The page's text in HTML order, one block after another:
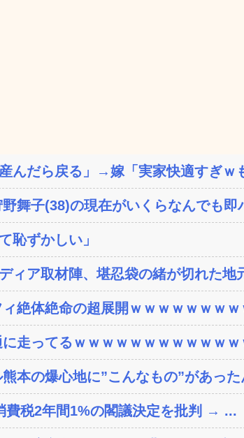
んだら戻る」→嫁「実家快適すぎｗ
舞子(38)の現在がいくらなんでも即
恥ずかしい」
ィア取材陣、堪忍袋の緒が切れた地
ィ絶体絶命の超展開ｗｗｗｗｗｗｗ
に走ってるｗｗｗｗｗｗｗｗｗｗｗ
本の爆心地に”こんなもの”があっ
費税2年間1%の閣議決定を批判 → ...